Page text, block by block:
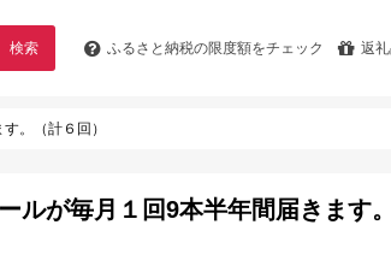
検索 ふるさと納税の限度額をチェック 返
。（計６回）
ルが毎月１回9本半年間届きます